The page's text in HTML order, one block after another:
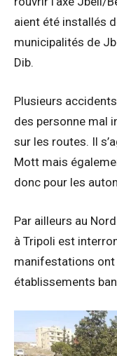
aient été installés
municipalités de
Dib.
Plusieurs
des personne mal
sur les routes. Il
Mott mais
donc pour les
Par ailleurs au
à Tripoli est
manifestations ont
établissements